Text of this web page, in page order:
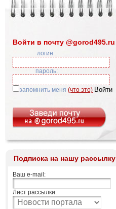
Войти в почту @gorod495.ru
логин:
пароль:
запомнить меня (что это)
Подписка на нашу рассылку
Ваш e-mail:
Лист рассылки: